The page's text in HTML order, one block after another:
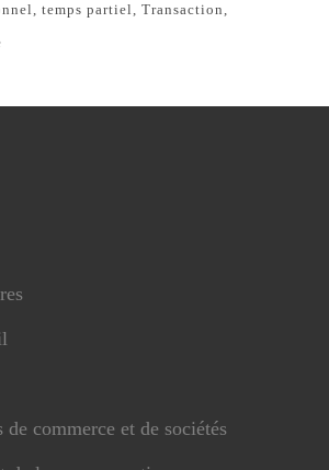
temps partiel Transaction
de commerce et de sociétés